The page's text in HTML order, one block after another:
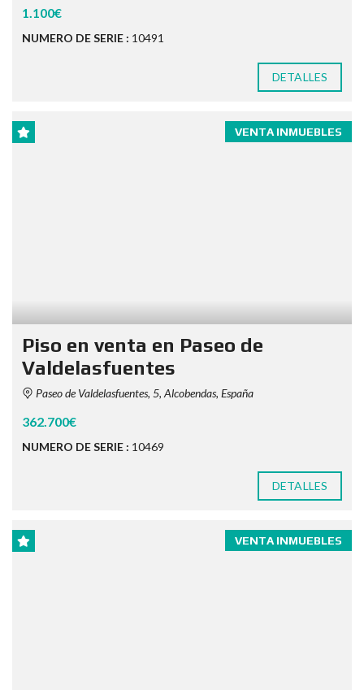
1.100€
NUMERO DE SERIE : 10491
DETALLES
VENTA INMUEBLES
Piso en venta en Paseo de
Valdelasfuentes
Paseo de Valdelasfuentes, 5, Alcobendas, España
362.700€
NUMERO DE SERIE : 10469
DETALLES
VENTA INMUEBLES